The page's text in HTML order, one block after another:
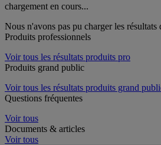
chargement en cours...
Nous n'avons pas pu charger les résultats
Produits professionnels
Voir tous les résultats produits pro
Produits grand public
Voir tous les résultats produits grand
Questions fréquentes
Voir tous
Documents & articles
Voir tous